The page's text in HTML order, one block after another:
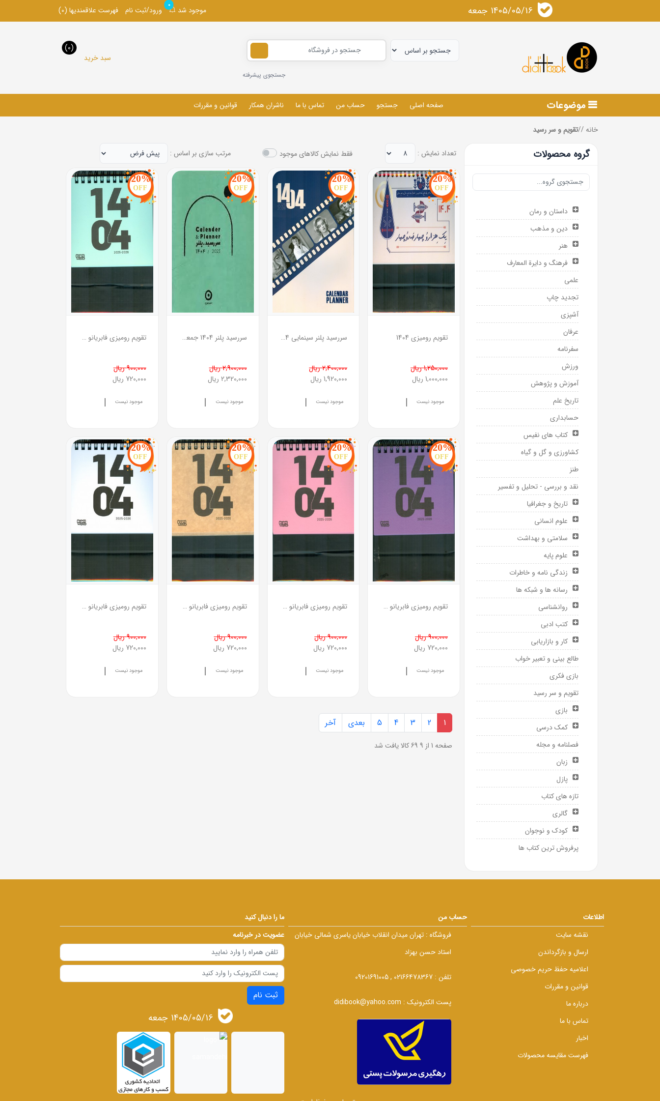
1405/05/16 جمعه موجود شد
0
ورود/ثبت نام فهرست علاقمندیها (0)
جستجوی پیشرفته
سبد خرید
(0)
موضوعات صفحه اصلی جستجو حساب من تماس با ما ناشران همکار قوانین و مقررات
خانه /
/تقویم و سر رسید
گروه محصولات
داستان و رمان
دین و مذهب
هنر
فرهنگ و دایرة المعارف
علمی
تجدید چاپ
آشپزی
عرفان
سفرنامه
ورزش
آموزش و پژوهش
تاریخ علم
حسابداری
کتاب های نفیس
کشاورزی و گل و گیاه
طنز
نقد و بررسی - تحلیل و تفسیر
تاریخ و جغرافیا
علوم انسانی
سلامتی و بهداشت
علوم پایه
زندگی نامه و خاطرات
رسانه ها و شبکه ها
روانشناسی
کتب ادبی
کار و بازاریابی
طالع بینی و تعبیر خواب
بازی فکری
تقویم و سر رسید
بازی
کمک درسی
فصلنامه و مجله
زبان
پازل
تازه های کتاب
گالری
کودک و نوجوان
پرفروش ترین کتاب ها
تعداد نمایش : فقط نمایش کالاهای موجود مرتب سازی بر اساس :
20%
OFF
تقویم رومیزی 1404
1,250,000 ریال
1,000,000 ریال
موجود نیست |
20%
OFF
سررسید پلنر سینمایی 1404
2,400,000 ریال
1,920,000 ریال
موجود نیست |
20%
OFF
سررسید پلنر 1404 جمعه جدا
2,900,000 ریال
2,320,000 ریال
موجود نیست |
20%
OFF
تقویم رومیزی فابریانو 1404 سبز
900,000 ریال
720,000 ریال
موجود نیست |
20%
OFF
تقویم رومیزی فابریانو 1404 بنفش
900,000 ریال
720,000 ریال
موجود نیست |
20%
OFF
تقویم رومیزی فابریانو 1404 صورتی
900,000 ریال
720,000 ریال
موجود نیست |
20%
OFF
تقویم رومیزی فابریانو 1404 نخودی
900,000 ریال
720,000 ریال
موجود نیست |
20%
OFF
تقویم رومیزی فابریانو 1404 سفید
900,000 ریال
720,000 ریال
موجود نیست |
1
2
3
4
5 بعدی آخر
صفحه 1 از 9 69 کالا یافت شد
اطلاعات
نقشه سایت
ارسال و بازگرداندن
اعلامیه حفظ حریم خصوصی
قوانین و مقررات
درباره ما
تماس با ما
اخبار
فهرست مقایسه محصولات
حساب من
فروشگاه : تهران میدان انقلاب خیابان یاسری شمالی خیابان
استاد حسن بهزاد
تلفن : 02166478367 , 09201691005
پست الکترونیک : didibook@yahoo.com
ما را دنبال کنید
عضویت در خبرنامه
ثبت نام
1405/05/16 جمعه